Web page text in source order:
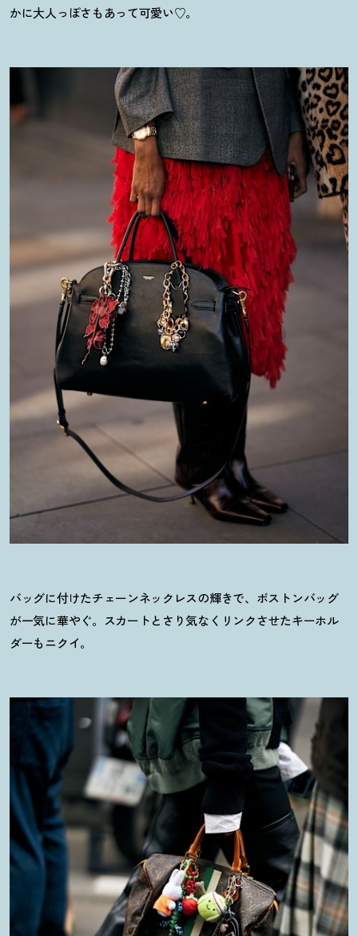
かに大人っぽさもあって可愛い♡。
バッグに付けたチェーンネックレスの輝きで、ボストンバッグ
が一気に華やぐ。スカートとさり気なくリンクさせたキーホル
ダーもニクイ。